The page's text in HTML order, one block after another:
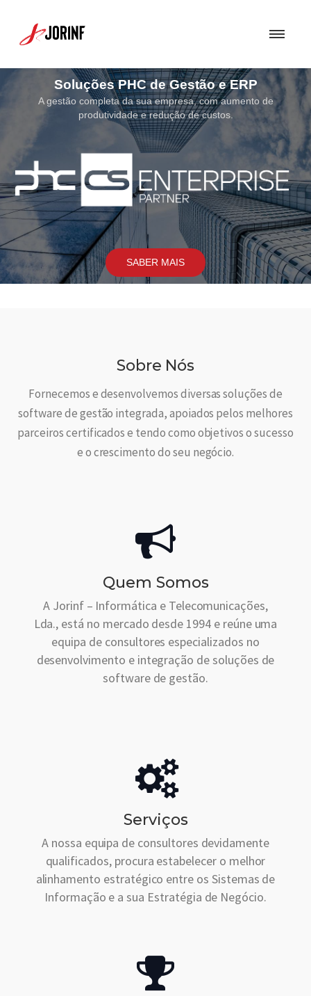
Soluções PHC de Gestão e ERP
A gestão completa da sua empresa, com aumento de
produtividade e redução de custos.
SABER MAIS
Sobre Nós
Fornecemos e desenvolvemos diversas soluções de
software de gestão integrada, apoiados pelos melhores
parceiros certificados e tendo como objetivos o sucesso
e o crescimento do seu negócio.
Quem Somos
A Jorinf – Informática e Telecomunicações,
Lda., está no mercado desde 1994 e reúne uma
equipa de consultores especializados no
desenvolvimento e integração de soluções de
software de gestão.
Serviços
A nossa equipa de consultores devidamente
qualificados, procura estabelecer o melhor
alinhamento estratégico entre os Sistemas de
Informação e a sua Estratégia de Negócio.